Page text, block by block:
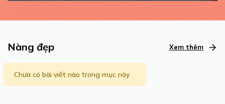
Nàng đẹp Xem thêm
Chưa có bài viết nào trong mục này